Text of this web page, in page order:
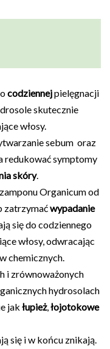
codziennejpielęgnacji
skutecznie
włosy.
sebum oraz
redukować symptomy
skóry.
Organicum od
zatrzymaćwypadanie
się do codziennego
włosy, odwracając
chemicznych.
i zrównoważonych
hydrosolach
jak łupież, łojotokowe
się i w końcu znikają.